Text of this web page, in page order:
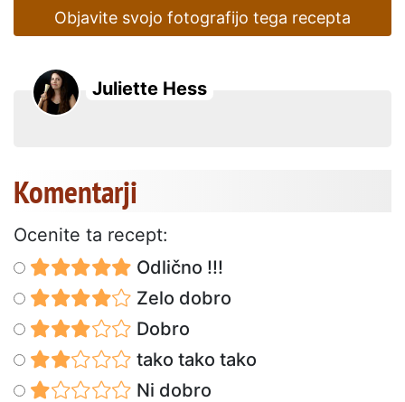
Objavite svojo fotografijo tega recepta
Juliette Hess
Komentarji
Ocenite ta recept:
Odlično !!!
Zelo dobro
Dobro
tako tako tako
Ni dobro